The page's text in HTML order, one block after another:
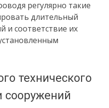
регулярно такие
длительный
и соответствие их
технического
сооружений